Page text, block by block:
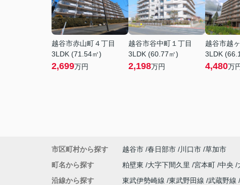
越谷市赤山町４丁目
3LDK (71.54㎡)
2,699万円
越谷市谷中町１丁目
3LDK (60.77㎡)
2,198万円
越谷市越
3LDK
4,480万
市区町村から探す 越谷市 春日部市 川口市 草加市
町名から探す
粕壁東 大字下間久里 宮本町 中央
沿線から探す
東武伊勢崎線 東武野田線 武蔵野線